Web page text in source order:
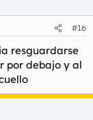
#16
resguardarse
por debajo y al